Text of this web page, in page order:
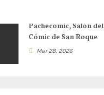
Pachecomic, Salón del
Cómic de San Roque
Mar 28, 2026